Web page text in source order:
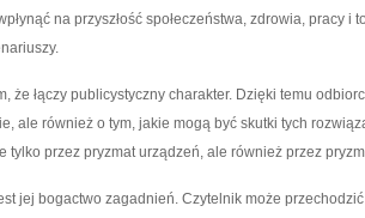
na przyszłość społeczeństwa, zdrowia, pracy i
że łączy publicystyczny charakter. Dzięki temu
ale również o tym, jakie mogą być skutki tych
tylko przez pryzmat urządzeń, ale również przez
jej bogactwo zagadnień. Czytelnik może